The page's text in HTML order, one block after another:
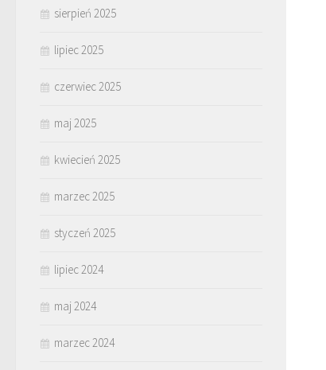
sierpień 2025
lipiec 2025
czerwiec 2025
maj 2025
kwiecień 2025
marzec 2025
styczeń 2025
lipiec 2024
maj 2024
marzec 2024